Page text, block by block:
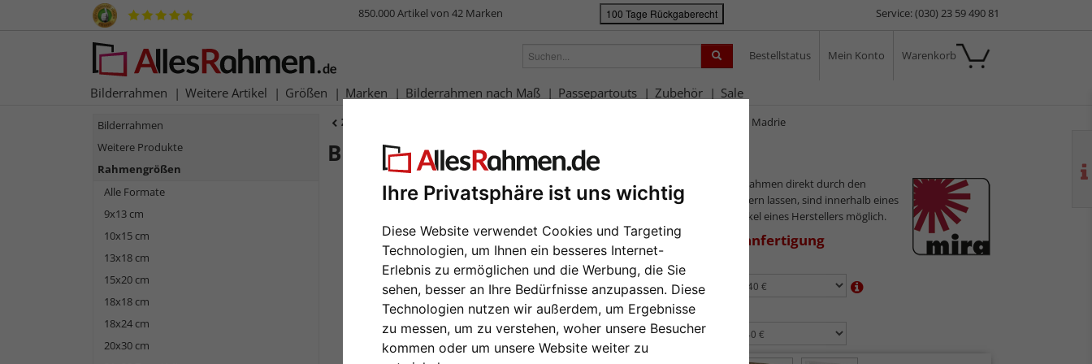
Ihre Privatsphäre ist uns wichtig
Diese Website verwendet Cookies und Targeting
Technologien, um Ihnen ein besseres Internet-
Erlebnis zu ermöglichen und die Werbung, die Sie
sehen, besser an Ihre Bedürfnisse anzupassen. Diese
Technologien nutzen wir außerdem, um Ergebnisse
zu messen, um zu verstehen, woher unsere Besucher
kommen oder um unsere Website weiter zu
850.000 Artikel von 42 Marken 100 Tage Rückgaberecht Service: (030) 23 59 490 81
Bestellstatus Mein Konto Warenkorb
Bilderrahmen Weitere Artikel Größen Marken Bilderrahmen nach Maß Passepartouts Zubehör Sale
Zurück Barock-Bilderrahmen Madrie
Barock-Bilderrahmen Madrie
Da wir die Bilderrahmen direkt durch den
Hersteller ausliefern lassen, sind innerhalb eines
Auftrags nur Artikel eines Herstellers möglich.
zur Maßanfertigung
Format wählen:
Farbe wählen:
Bilderrahmen
Weitere Produkte
Rahmengrößen
Alle Formate
9x13 cm
10x15 cm
13x18 cm
15x20 cm
18x18 cm
18x24 cm
20x30 cm